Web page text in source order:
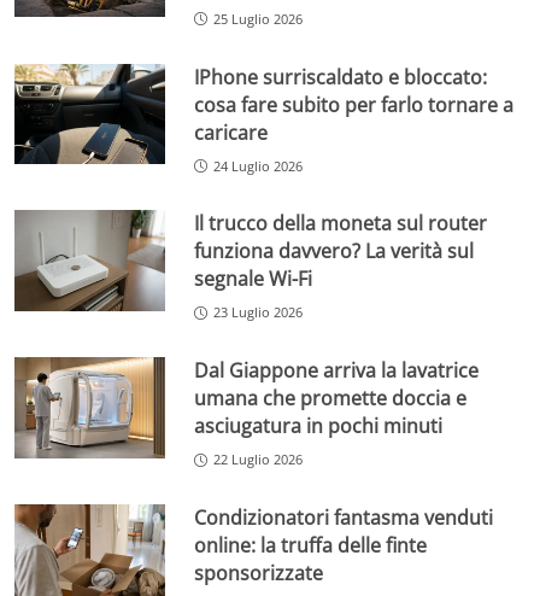
25 Luglio 2026
IPhone surriscaldato e bloccato:
cosa fare subito per farlo tornare a
caricare
24 Luglio 2026
Il trucco della moneta sul router
funziona davvero? La verità sul
segnale Wi-Fi
23 Luglio 2026
Dal Giappone arriva la lavatrice
umana che promette doccia e
asciugatura in pochi minuti
22 Luglio 2026
Condizionatori fantasma venduti
online: la truffa delle finte
sponsorizzate